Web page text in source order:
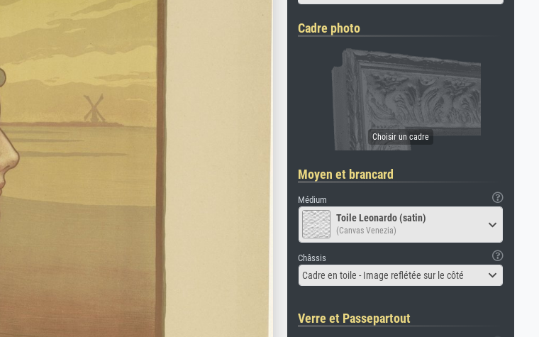
Cadre photo
Moyen et brancard
Médium
Toile Leonardo (satin)
(Canvas Venezia)
Châssis
Cadre en toile - Image reflétée sur le côté
Verre et Passepartout